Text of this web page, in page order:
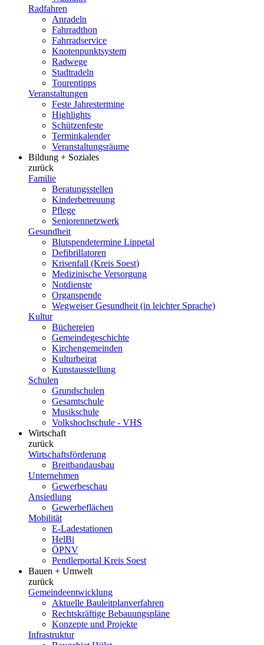
Radfahren
Anradeln
Fahrradthon
Fahrradservice
Knotenpunktsystem
Radwege
Stadtradeln
Tourentipps
Veranstaltungen
Feste Jahrestermine
Highlights
Schützenfeste
Terminkalender
Veranstaltungsräume
Bildung + Soziales
zurück
Familie
Beratungsstellen
Kinderbetreuung
Pflege
Seniorennetzwerk
Gesundheit
Blutspendetermine Lippetal
Defibrillatoren
Krisenfall (Kreis Soest)
Medizinische Versorgung
Notdienste
Organspende
Wegweiser Gesundheit (in leichter Sprache)
Kultur
Büchereien
Gemeindegeschichte
Kirchengemeinden
Kulturbeirat
Kunstausstellung
Schulen
Grundschulen
Gesamtschule
Musikschule
Volkshochschule - VHS
Wirtschaft
zurück
Wirtschaftsförderung
Breitbandausbau
Unternehmen
Gewerbeschau
Ansiedlung
Gewerbeflächen
Mobilität
E-Ladestationen
HelBi
ÖPNV
Pendlerportal Kreis Soest
Bauen + Umwelt
zurück
Gemeindeentwicklung
Aktuelle Bauleitplanverfahren
Rechtskräftige Bebauungspläne
Konzepte und Projekte
Infrastruktur